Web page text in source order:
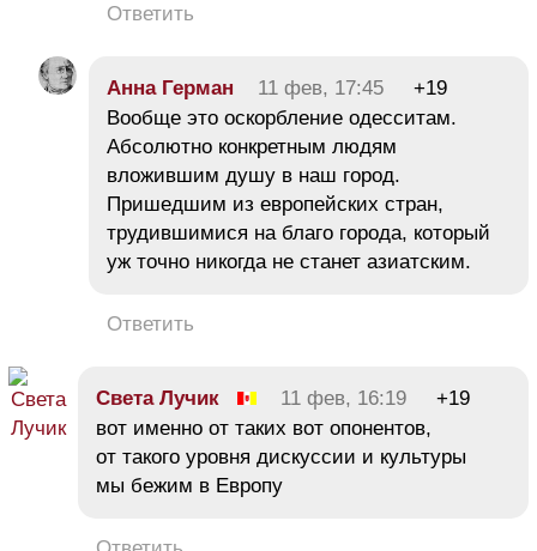
Ответить
Анна Герман 11 фев, 17:45
+19
Вообще это оскорбление одесситам.
Абсолютно конкретным людям
вложившим душу в наш город.
Пришедшим из европейских стран,
трудившимися на благо города, который
уж точно никогда не станет азиатским.
Ответить
Света Лучик 11 фев, 16:19
+19
вот именно от таких вот опонентов,
от такого уровня дискуссии и культуры
мы бежим в Европу